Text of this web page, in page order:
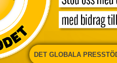
först registrerades.
dag temp>Milstolpe
År efter
DET GLOBALA